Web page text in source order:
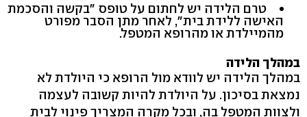
טרם הלידה יש לחתום על טופס "בקשה והסכמת
האישה ללידת בית", לאחר מתן הסבר מפורט
מהמיילדת או מהרופא המטפל.
במהלך הלידה
במהלך הלידה יש לוודא מול הרופא כי היולדת לא
נמצאת בסיכון. על היולדת להיות קשובה לעצמה
ולצוות המטפל בה, ובכל מקרה המצריך פינוי לבית